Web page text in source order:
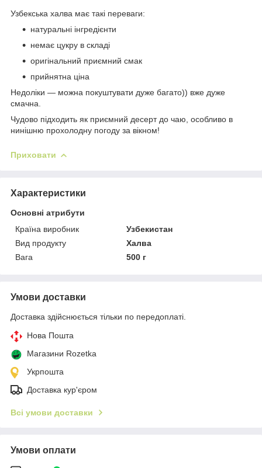
Узбекська халва має такі переваги:
натуральні інгредієнти
немає цукру в складі
оригінальний приємний смак
прийнятна ціна
Недоліки — можна покуштувати дуже багато)) вже дуже
смачна.
Чудово підходить як приємний десерт до чаю, особливо в
нинішню прохолодну погоду за вікном!
Приховати
Характеристики
Основні атрибути
Країна виробник
Узбекистан
Вид продукту
Халва
Вага
500 г
Умови доставки
Доставка здійснюється тільки по передоплаті.
Нова Пошта
Магазини Rozetka
Укрпошта
Доставка кур'єром
Всі умови доставки
Умови оплати